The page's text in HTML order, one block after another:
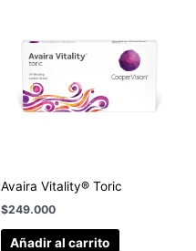
Avaira Vitality® Toric
$249.000
Añadir al carrito